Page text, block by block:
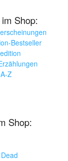
Shop:
Bestseller
Z
Shop: